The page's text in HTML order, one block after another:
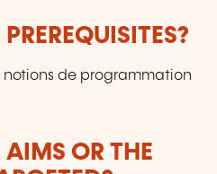
notions de programmation
OR THE